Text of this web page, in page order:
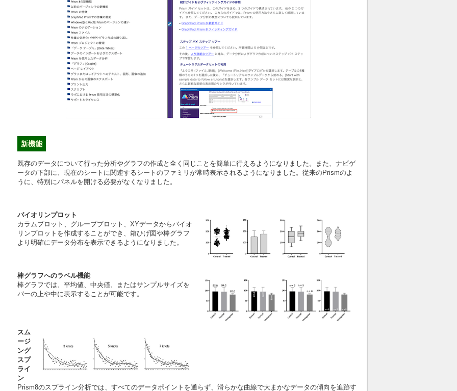
新機能
既存のデータについて行った分析やグラフの作成と全く同じことを簡単に行えるようになりました。また、ナビゲ
ータの下部に、現在のシートに関連するシートのファミリが常時表示されるようになりました。従来のPrismのよ
うに、特別にパネルを開ける必要がなくなりました。
バイオリンプロット
カラムプロット、グループプロット、XYデータからバイオ
リンプロットを作成することができ、箱ひげ図や棒グラフ
より明確にデータ分布を表示できるようになりました。
棒グラフへのラベル機能
棒グラフでは、平均値、中央値、またはサンプルサイズを
バーの上や中に表示することが可能です。
スム
ージ
ング
スプ
ライ
ン
Prism8のスプライン分析では、すべてのデータポイントを通らず、滑らかな曲線で大まかなデータの傾向を追跡す